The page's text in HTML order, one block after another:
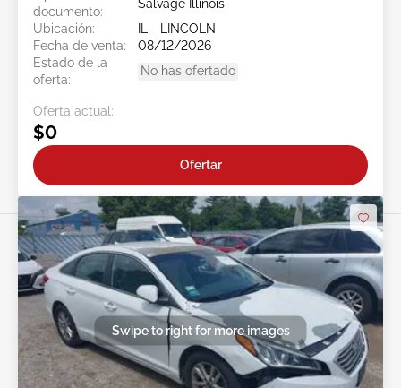
documento:
Salvage Illinois
Ubicación:
IL - LINCOLN
Fecha de venta:
08/12/2026
Estado de la
oferta:
No has ofertado
Oferta actual:
$0
Ofertar
Swipe to right for more images